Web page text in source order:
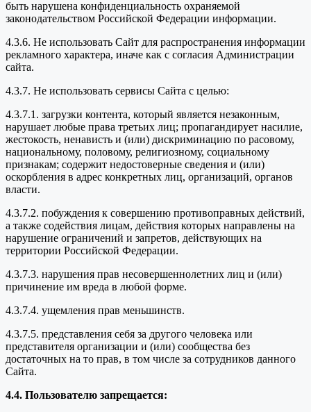
быть нарушена конфиденциальность охраняемой
законодательством Российской Федерации информации.
4.3.6. Не использовать Сайт для распространения информации
рекламного характера, иначе как с согласия Администрации
сайта.
4.3.7. Не использовать сервисы Сайта с целью:
4.3.7.1. загрузки контента, который является незаконным,
нарушает любые права третьих лиц; пропагандирует насилие,
жестокость, ненависть и (или) дискриминацию по расовому,
национальному, половому, религиозному, социальному
признакам; содержит недостоверные сведения и (или)
оскорбления в адрес конкретных лиц, организаций, органов
власти.
4.3.7.2. побуждения к совершению противоправных действий,
а также содействия лицам, действия которых направлены на
нарушение ограничений и запретов, действующих на
территории Российской Федерации.
4.3.7.3. нарушения прав несовершеннолетних лиц и (или)
причинение им вреда в любой форме.
4.3.7.4. ущемления прав меньшинств.
4.3.7.5. представления себя за другого человека или
представителя организации и (или) сообщества без
достаточных на то прав, в том числе за сотрудников данного
Сайта.
4.4. Пользователю запрещается: